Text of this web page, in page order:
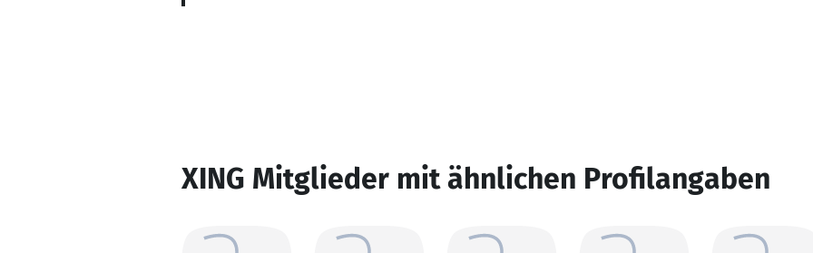
XING Mitglieder mit ähnlichen Profilangaben